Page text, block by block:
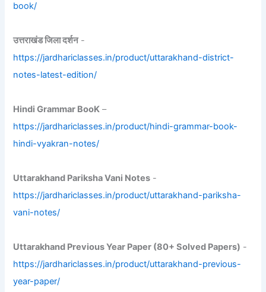
book/
उत्तराखंड जिला दर्शन-
https://jardhariclasses.in/product/uttarakhand-district-
notes-latest-edition/
Hindi Grammar BooK –
https://jardhariclasses.in/product/hindi-grammar-book-
hindi-vyakran-notes/
Uttarakhand Pariksha Vani Notes -
https://jardhariclasses.in/product/uttarakhand-pariksha-
vani-notes/
Uttarakhand Previous Year Paper (80+ Solved Papers) -
https://jardhariclasses.in/product/uttarakhand-previous-
year-paper/